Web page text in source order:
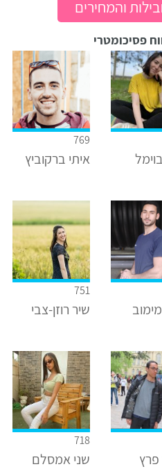
והמחירים
פסיכומטרי
769
איתי ברקוביץ
751
שיר רוזן-צבי
718
שני אמסלם